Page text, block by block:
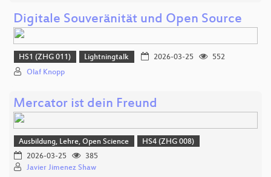
Digitale Souveränität und Open Source
HS1 (ZHG 011) Lightningtalk 2026-03-25
552
Olaf Knopp
Mercator ist dein Freund
Ausbildung, Lehre, Open Science
HS4 (ZHG 008)
2026-03-25
385
Javier Jimenez Shaw